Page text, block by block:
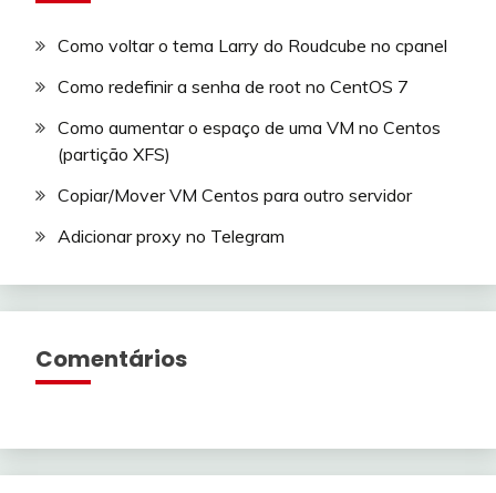
Como voltar o tema Larry do Roudcube no cpanel
Como redefinir a senha de root no CentOS 7
Como aumentar o espaço de uma VM no Centos
(partição XFS)
Copiar/Mover VM Centos para outro servidor
Adicionar proxy no Telegram
Comentários